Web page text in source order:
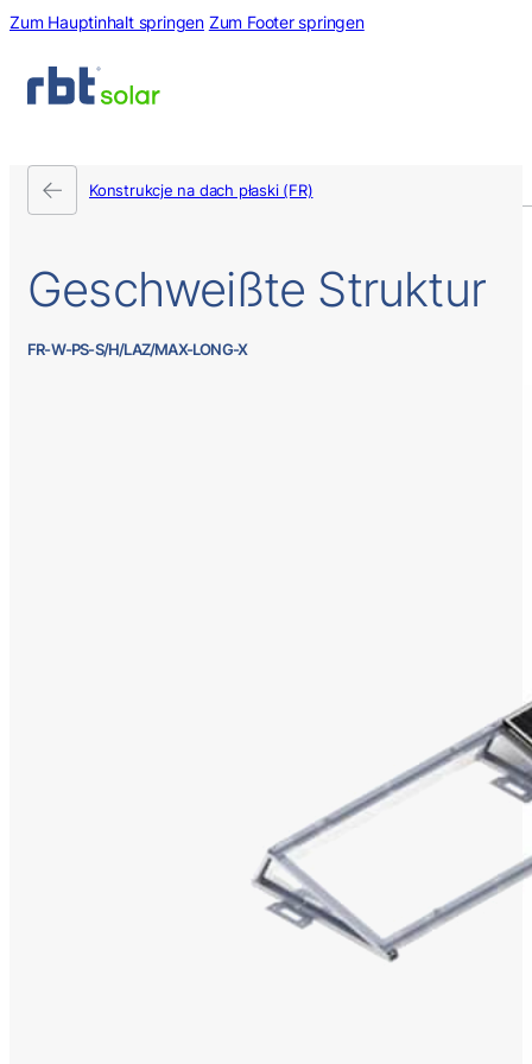
Zum Hauptinhalt springen Zum Footer springen
Konstrukcje na dach płaski (FR)
Geschweißte Struktur
FR-W-PS-S/H/LAZ/MAX-LONG-X